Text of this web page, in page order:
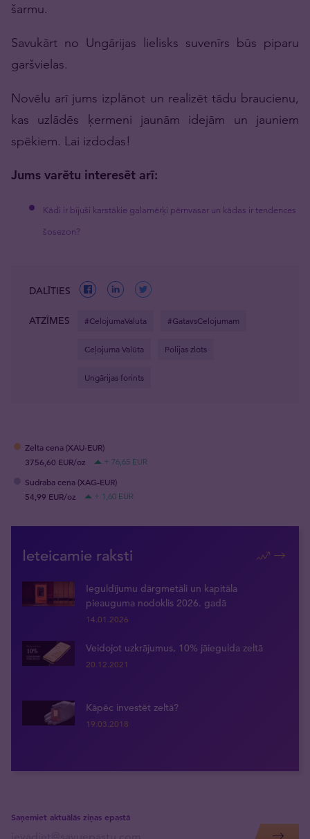
šarmu.
Savukārt no Ungārijas lielisks suvenīrs būs piparu
garšvielas.
Novēlu arī jums izplānot un realizēt tādu braucienu,
kas uzlādēs ķermeni jaunām idejām un jauniem
spēkiem. Lai izdodas!
Jums varētu interesēt arī:
Kādi ir bijuši karstākie galamērķi pērnvasar un kādas ir tendences
šosezon?
DALĪTIES
ATZĪMES #CelojumaValuta #GatavsCelojumam
Ceļojuma Valūta Polijas zlots
Ungārijas forints
Zelta cena (XAU-EUR)
3756,60 EUR/oz
+ 76,65 EUR
Sudraba cena (XAG-EUR)
54,99 EUR/oz
+ 1,60 EUR
Ieteicamie raksti
Ieguldījumu dārgmetāli un kapitāla
pieauguma nodoklis 2026. gadā
14.01.2026
Veidojot uzkrājumus, 10% jāiegulda zeltā
20.12.2021
Kāpēc investēt zeltā?
19.03.2018
Saņemiet aktuālās ziņas epastā